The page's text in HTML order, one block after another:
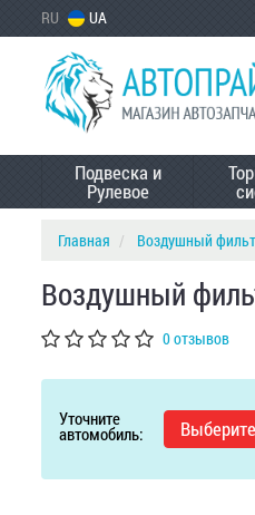
RU UA
Подвеска и
Рулевое
Главная Воздушный
Воздушный
0 отзывов
Уточните
автомобиль: